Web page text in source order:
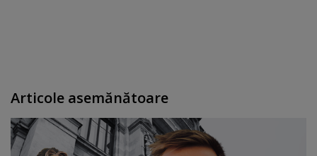
Articole asemănătoare